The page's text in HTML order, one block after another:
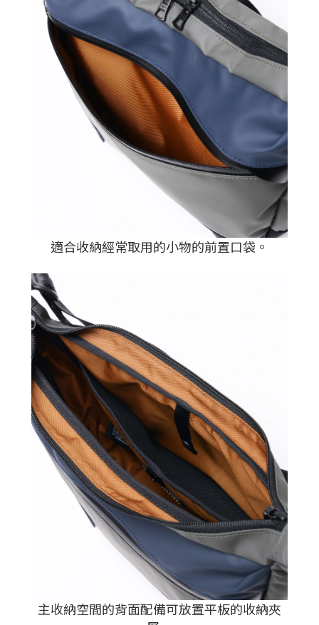
適合收納經常取用的小物的前置口袋。
主收納空間的背面配備可放置平板的收納夾